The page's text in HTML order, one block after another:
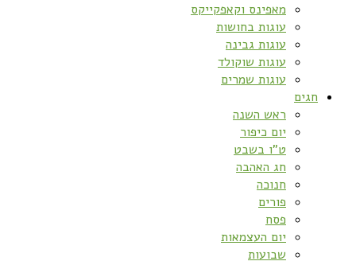
מאפינס וקאפקייקס
עוגות בחושות
עוגות גבינה
עוגות שוקולד
עוגות שמרים
חגים
ראש השנה
יום כיפור
ט”ו בשבט
חג האהבה
חנוכה
פורים
פסח
יום העצמאות
שבועות